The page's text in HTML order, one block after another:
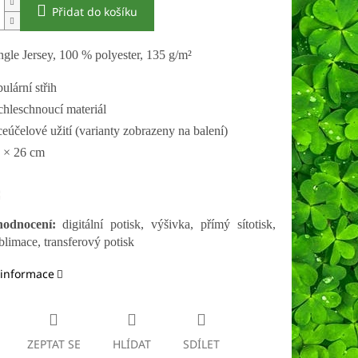
Přidat do košíku
Jersey, 100 % polyester, 135 g/m²
střih
materiál
užití (varianty zobrazeny na balení)
× 26 cm
digitální potisk, výšivka, přímý sítotisk,
transferový potisk
ZEPTAT SE HLÍDAT SDÍLET